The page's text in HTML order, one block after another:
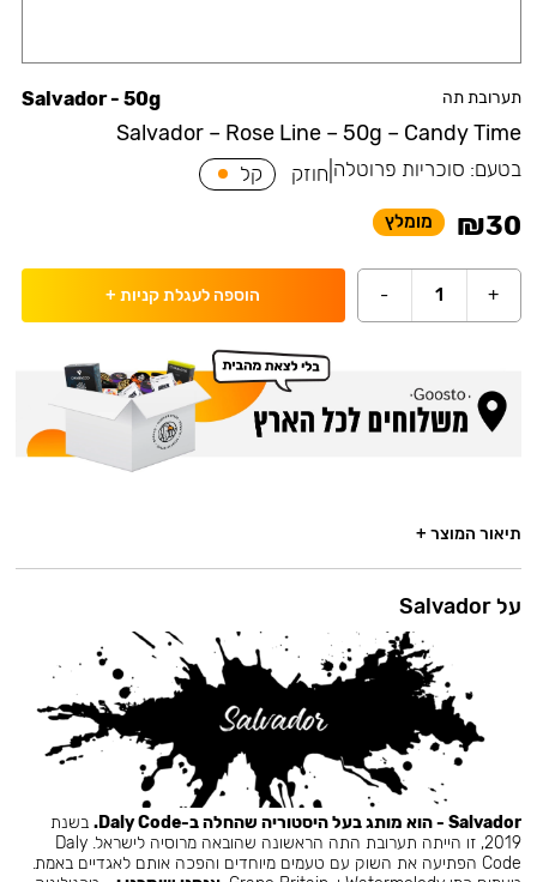
תערובת תה
Salvador – Rose Line – 50g – Candy Time
Salvador - 50g
בטעם: סוכריות פרוטלה חוזק קל
₪30 מומלץ
+
1
- הוספה לעגלת קניות +
תיאור המוצר +
על Salvador
Salvador - הוא מותג בעל היסטוריה שהחלה ב-Daly Code.
בשנת
2019, זו הייתה תערובת התה הראשונה שהובאה מרוסיה לישראל. Daly
Code הפתיעה את השוק עם טעמים מיוחדים והפכה אותם לאגדיים באמת.